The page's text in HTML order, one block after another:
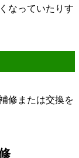
なっていたりす
修または交換を